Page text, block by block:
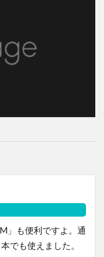
」も便利ですよ。通
でも使えました。